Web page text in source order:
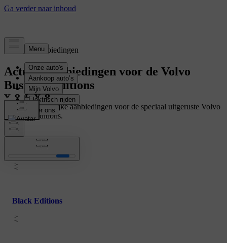
Tijdelijke aanbiedingen
Actuele aanbiedingen voor de Volvo
Business Editions
Bekijk alle tijdelijke aanbiedingen voor de speciaal uitgeruste Volvo
Business Editions.
Limited Editions
Black Editions